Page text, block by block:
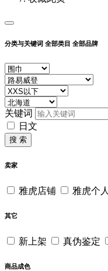
分类与关键词 全部类目 全部品牌
关键词
日文
搜 索
卖家
雅虎店铺 雅虎个人
其它
新上架 真伪鉴定
商品成色